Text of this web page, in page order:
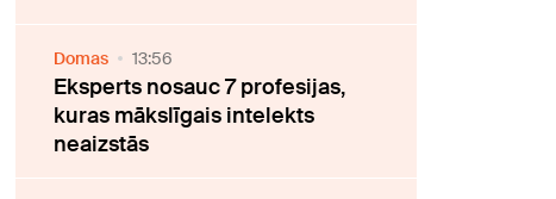
Domas 13:56
Eksperts nosauc 7 profesijas,
kuras mākslīgais intelekts
neaizstās